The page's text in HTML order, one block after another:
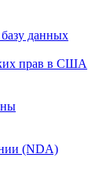
данных
прав в США
(NDA)